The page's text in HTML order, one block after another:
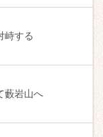
峙する
藪岩山へ